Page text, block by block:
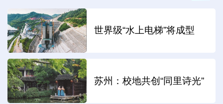
世界级“水上电梯”将成型
苏州：校地共创“同里诗光”